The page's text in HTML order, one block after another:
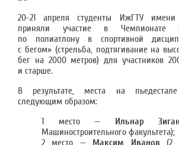
20-21 апреля студенты ИжГТУ имени
приняли участие в Чемпионате
по полиатлону в спортивной
с бегом» (стрельба, подтягивание на
бег на 2000 метров) для участников
и старше.
В результате, места на пьедестале
следующим образом:
1 место — Ильнар
Машиностроительного факультета);
2 место —Максим Иванов(2